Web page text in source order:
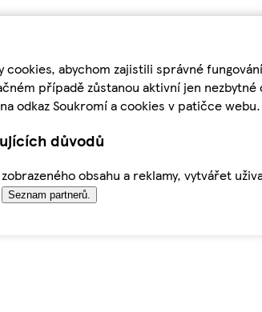
abychom zajistili správné
případě zůstanou aktivní jen
odkaz Soukromí a cookies v patičce webu.
důvodů
obsahu a reklamy, vytvářet
Seznam partnerů.